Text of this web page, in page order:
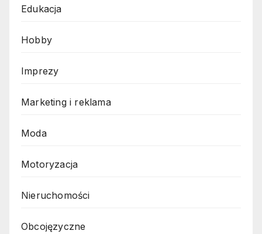
Edukacja
Hobby
Imprezy
Marketing i reklama
Moda
Motoryzacja
Nieruchomości
Obcojęzyczne